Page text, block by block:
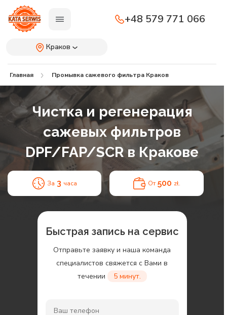
+48 579 771 066
Краков
Главная Промывка сажевого фильтра Краков
Чистка и регенерация
сажевых фильтров
DPF/FAP/SCR в Кракове
За 3 часа От 500 zł.
Быстрая запись на сервис
Отправьте заявку и наша команда
специалистов свяжется с Вами в
течении
5 минут.